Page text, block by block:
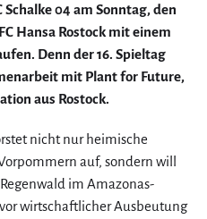
04 am Sonntag, den
Hansa Rostock mit einem
Denn der 16. Spieltag
mit Plant for Future,
aus Rostock.
nicht nur heimische
auf, sondern will
im Amazonas-
wirtschaftlicher Ausbeutung